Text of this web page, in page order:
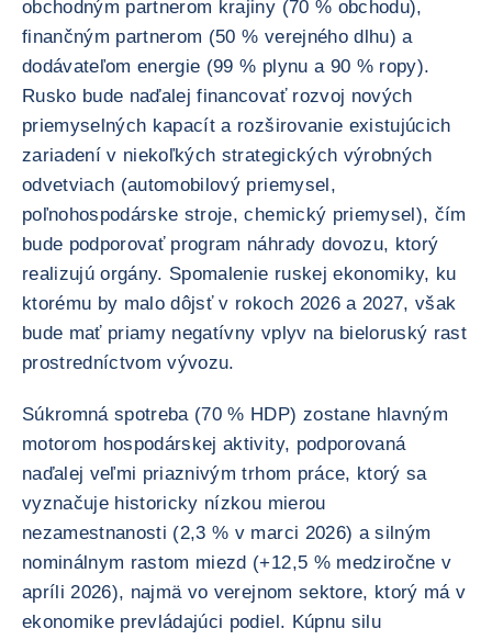
obchodným partnerom krajiny (70 % obchodu),
finančným partnerom (50 % verejného dlhu) a
dodávateľom energie (99 % plynu a 90 % ropy).
Rusko bude naďalej financovať rozvoj nových
priemyselných kapacít a rozširovanie existujúcich
zariadení v niekoľkých strategických výrobných
odvetviach (automobilový priemysel,
poľnohospodárske stroje, chemický priemysel), čím
bude podporovať program náhrady dovozu, ktorý
realizujú orgány. Spomalenie ruskej ekonomiky, ku
ktorému by malo dôjsť v rokoch 2026 a 2027, však
bude mať priamy negatívny vplyv na bieloruský rast
prostredníctvom vývozu.
Súkromná spotreba (70 % HDP) zostane hlavným
motorom hospodárskej aktivity, podporovaná
naďalej veľmi priaznivým trhom práce, ktorý sa
vyznačuje historicky nízkou mierou
nezamestnanosti (2,3 % v marci 2026) a silným
nominálnym rastom miezd (+12,5 % medziročne v
apríli 2026), najmä vo verejnom sektore, ktorý má v
ekonomike prevládajúci podiel. Kúpnu silu